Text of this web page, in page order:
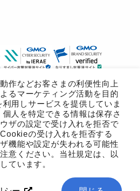
作などお客さまの利便性向上
るマーケティング活動を目的
用しサービスを提供していま
人を特定できる情報は保存さ
ザの設定で受け入れを拒否で
の受け入れを拒否する
機能や設定が失われる可能性
意ください。当社規定は、以
ています。